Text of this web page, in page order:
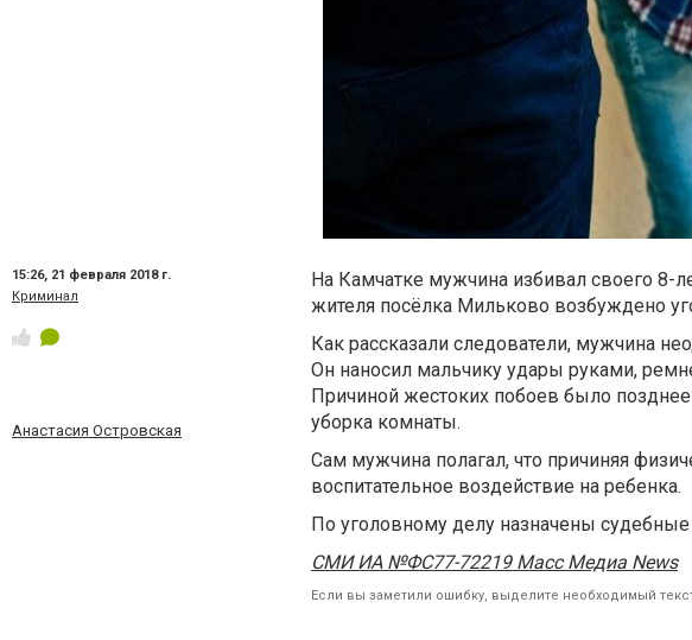
15:26, 21 февраля 2018 г.
Криминал
Анастасия Островская
На Камчатке мужчина избивал своего 8-
жителя посёлка Мильково возбуждено
Как рассказали следователи, мужчина
Он наносил мальчику удары руками,
Причиной жестоких побоев было
уборка комнаты.
Сам мужчина полагал, что причиняя
воспитательное воздействие на ребенка.
По уголовному делу назначены
СМИ ИА №ФС77-72219 Масс Медиа News
Если вы заметили ошибку, выделите необходимый